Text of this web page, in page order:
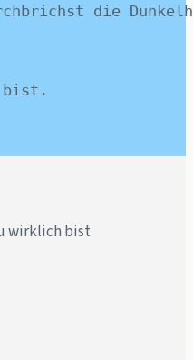
die
bist.
wirklich bist